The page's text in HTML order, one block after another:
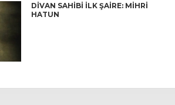
DİVAN SAHİBİ İLK ŞAİRE: MİHRİ
HATUN